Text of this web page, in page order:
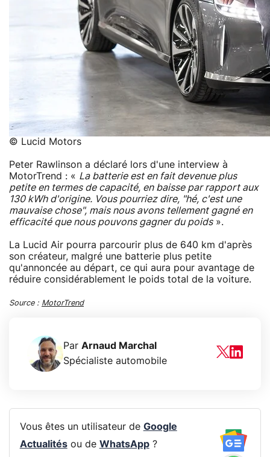
© Lucid Motors
Peter Rawlinson a déclaré lors d'une interview à
MotorTrend : « La batterie est en fait devenue plus
petite en termes de capacité, en baisse par rapport aux
130 kWh d'origine. Vous pourriez dire, "hé, c'est une
mauvaise chose", mais nous avons tellement gagné en
efficacité que nous pouvons gagner du poids».
La Lucid Air pourra parcourir plus de 640 km d'après
son créateur, malgré une batterie plus petite
qu'annoncée au départ, ce qui aura pour avantage de
réduire considérablement le poids total de la voiture.
Source : MotorTrend
Par Arnaud Marchal
Spécialiste automobile
Vous êtes un utilisateur de Google
Actualitésou de WhatsApp?